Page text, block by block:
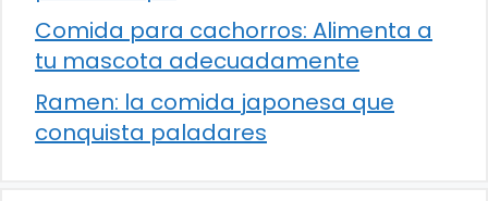
Comida para cachorros: Alimenta a
tu mascota adecuadamente
Ramen: la comida japonesa que
conquista paladares